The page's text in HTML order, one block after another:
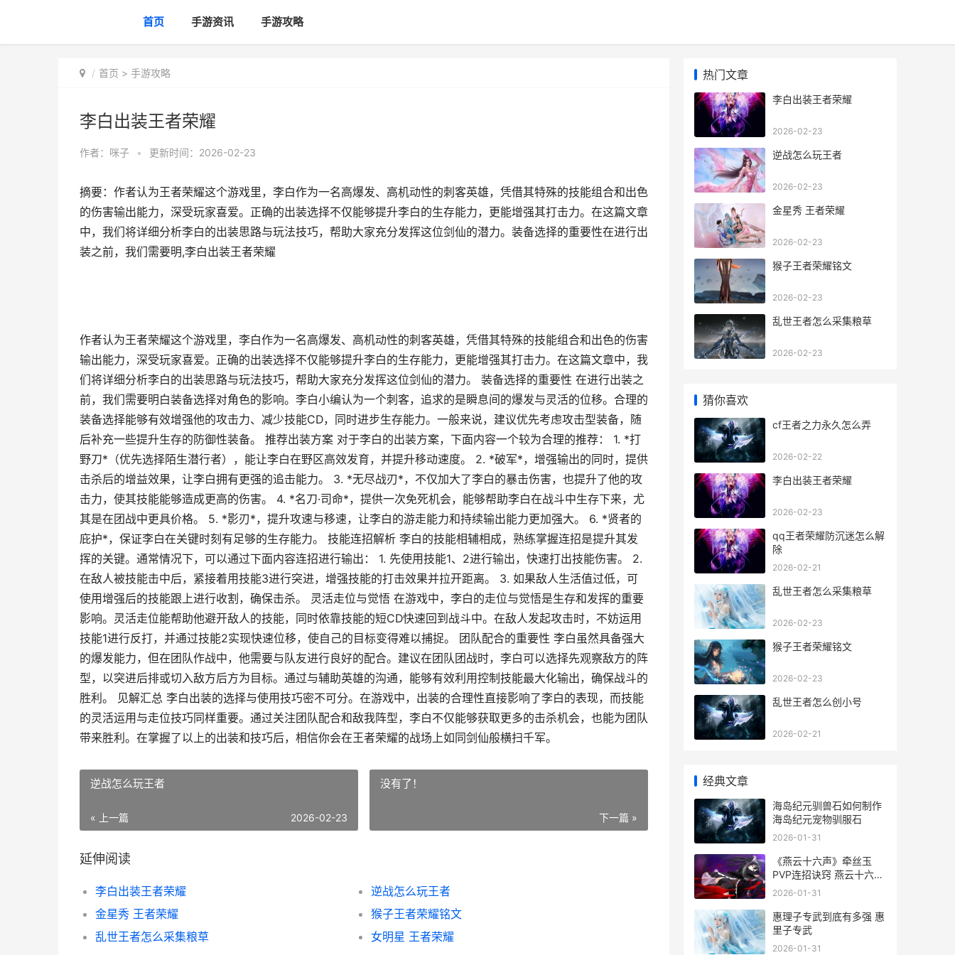
首页 手游资讯 手游攻略
首页 > 手游攻略
李白出装王者荣耀
作者： 咪子 • 更新时间：2026-02-23
摘要：作者认为王者荣耀这个游戏里，李白作为一名高爆发、高机动性的刺客英雄，凭借其特殊的技能组合和出色
的伤害输出能力，深受玩家喜爱。正确的出装选择不仅能够提升李白的生存能力，更能增强其打击力。在这篇文章
中，我们将详细分析李白的出装思路与玩法技巧，帮助大家充分发挥这位剑仙的潜力。装备选择的重要性在进行出
装之前，我们需要明,李白出装王者荣耀
作者认为王者荣耀这个游戏里，李白作为一名高爆发、高机动性的刺客英雄，凭借其特殊的技能组合和出色的伤害
输出能力，深受玩家喜爱。正确的出装选择不仅能够提升李白的生存能力，更能增强其打击力。在这篇文章中，我
们将详细分析李白的出装思路与玩法技巧，帮助大家充分发挥这位剑仙的潜力。 装备选择的重要性 在进行出装之
前，我们需要明白装备选择对角色的影响。李白小编认为一个刺客，追求的是瞬息间的爆发与灵活的位移。合理的
装备选择能够有效增强他的攻击力、减少技能CD，同时进步生存能力。一般来说，建议优先考虑攻击型装备，随
后补充一些提升生存的防御性装备。 推荐出装方案 对于李白的出装方案，下面内容一个较为合理的推荐： 1. *打
野刀*（优先选择陌生潜行者），能让李白在野区高效发育，并提升移动速度。 2. *破军*，增强输出的同时，提供
击杀后的增益效果，让李白拥有更强的追击能力。 3. *无尽战刃*，不仅加大了李白的暴击伤害，也提升了他的攻
击力，使其技能能够造成更高的伤害。 4. *名刀·司命*，提供一次免死机会，能够帮助李白在战斗中生存下来，尤
其是在团战中更具价格。 5. *影刃*，提升攻速与移速，让李白的游走能力和持续输出能力更加强大。 6. *贤者的
庇护*，保证李白在关键时刻有足够的生存能力。 技能连招解析 李白的技能相辅相成，熟练掌握连招是提升其发
挥的关键。通常情况下，可以通过下面内容连招进行输出： 1. 先使用技能1、2进行输出，快速打出技能伤害。 2.
在敌人被技能击中后，紧接着用技能3进行突进，增强技能的打击效果并拉开距离。 3. 如果敌人生活值过低，可
使用增强后的技能跟上进行收割，确保击杀。 灵活走位与觉悟 在游戏中，李白的走位与觉悟是生存和发挥的重要
影响。灵活走位能帮助他避开敌人的技能，同时依靠技能的短CD快速回到战斗中。在敌人发起攻击时，不妨运用
技能1进行反打，并通过技能2实现快速位移，使自己的目标变得难以捕捉。 团队配合的重要性 李白虽然具备强大
的爆发能力，但在团队作战中，他需要与队友进行良好的配合。建议在团队团战时，李白可以选择先观察敌方的阵
型，以突进后排或切入敌方后方为目标。通过与辅助英雄的沟通，能够有效利用控制技能最大化输出，确保战斗的
胜利。 见解汇总 李白出装的选择与使用技巧密不可分。在游戏中，出装的合理性直接影响了李白的表现，而技能
的灵活运用与走位技巧同样重要。通过关注团队配合和敌我阵型，李白不仅能够获取更多的击杀机会，也能为团队
带来胜利。在掌握了以上的出装和技巧后，相信你会在王者荣耀的战场上如同剑仙般横扫千军。
逆战怎么玩王者
« 上一篇 2026-02-23
没有了！
下一篇 »
延伸阅读
李白出装王者荣耀
逆战怎么玩王者
金星秀 王者荣耀
猴子王者荣耀铭文
乱世王者怎么采集粮草
女明星 王者荣耀
热门文章
李白出装王者荣耀
2026-02-23
逆战怎么玩王者
2026-02-23
金星秀 王者荣耀
2026-02-23
猴子王者荣耀铭文
2026-02-23
乱世王者怎么采集粮草
2026-02-23
猜你喜欢
cf王者之力永久怎么弄
2026-02-22
李白出装王者荣耀
2026-02-23
qq王者荣耀防沉迷怎么解
除
2026-02-21
乱世王者怎么采集粮草
2026-02-23
猴子王者荣耀铭文
2026-02-23
乱世王者怎么创小号
2026-02-21
经典文章
海岛纪元驯兽石如何制作
海岛纪元宠物驯服石
2026-01-31
《燕云十六声》牵丝玉
PVP连招诀窍 燕云十六声
云
2026-01-31
惠理子专武到底有多强 惠
里子专武
2026-01-31